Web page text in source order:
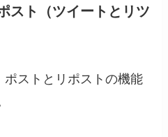
スト（ツイートとリツ
ストとリポストの機能